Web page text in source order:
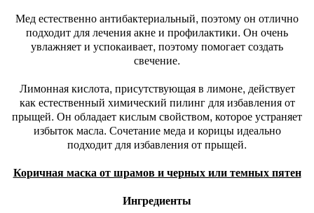
Мед естественно антибактериальный, поэтому он отлично
подходит для лечения акне и профилактики. Он очень
увлажняет и успокаивает, поэтому помогает создать
свечение.
Лимонная кислота, присутствующая в лимоне, действует
как естественный химический пилинг для избавления от
прыщей. Он обладает кислым свойством, которое устраняет
избыток масла. Сочетание меда и корицы идеально
подходит для избавления от прыщей.
Коричная маска от шрамов и черных или темных пятен
Ингредиенты